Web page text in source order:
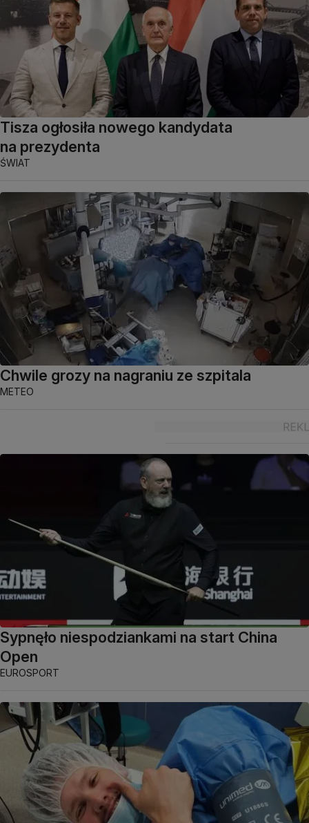
Tisza ogłosiła nowego kandydata
na prezydenta
ŚWIAT
Chwile grozy na nagraniu ze szpitala
METEO
Sypnęło niespodziankami na start China
Open
EUROSPORT